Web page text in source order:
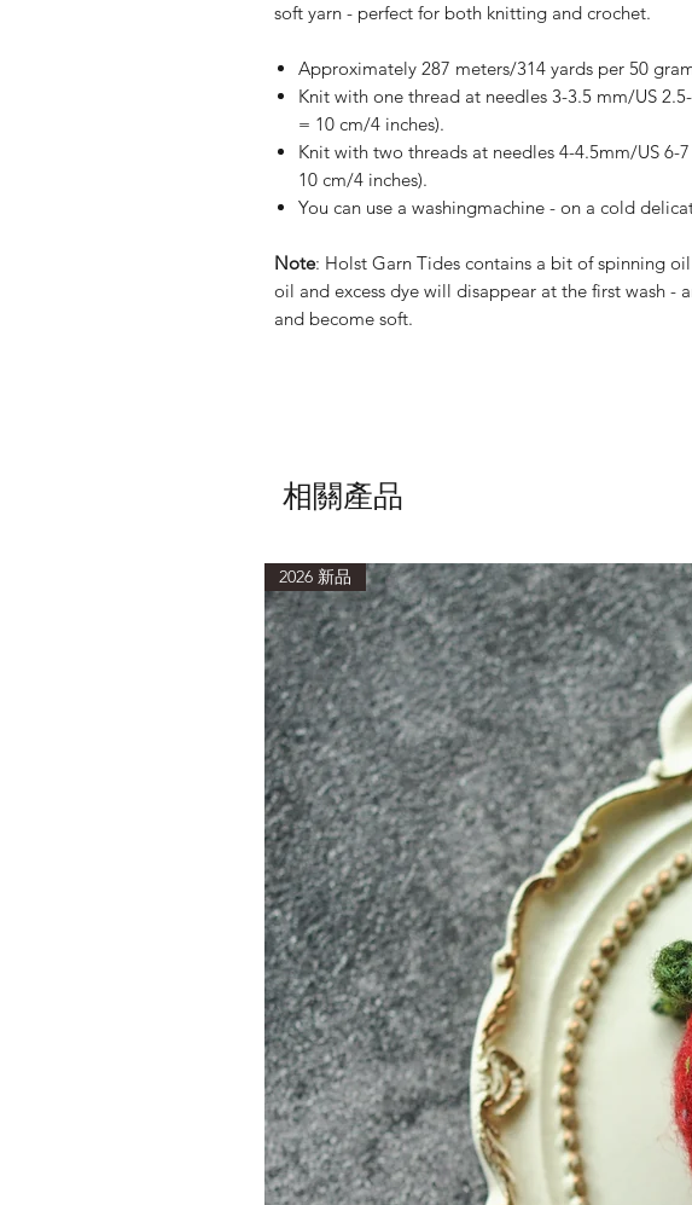
soft yarn - perfect for both knitting and crochet.
Approximately 287 meters/314 yards per 50
Knit with one thread at needles 3-3.5 mm/US
= 10 cm/4 inches).
Knit with two threads at needles 4-4.5mm/US 6-
10 cm/4 inches).
You can use a washingmachine - on a cold
Note: Holst Garn Tides contains a bit of spinning
oil and excess dye will disappear at the first wash -
and become soft.
相關產品
2026 新品